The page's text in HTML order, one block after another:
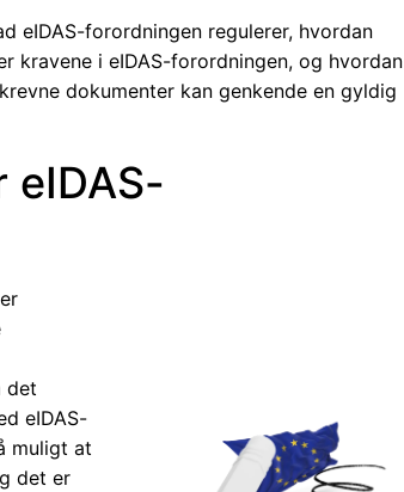
eIDAS-forordningen regulerer, hvordan
kravene i eIDAS-forordningen, og hvordan
dokumenter kan genkende en gyldig
eIDAS-
det
eIDAS-
muligt at
det er